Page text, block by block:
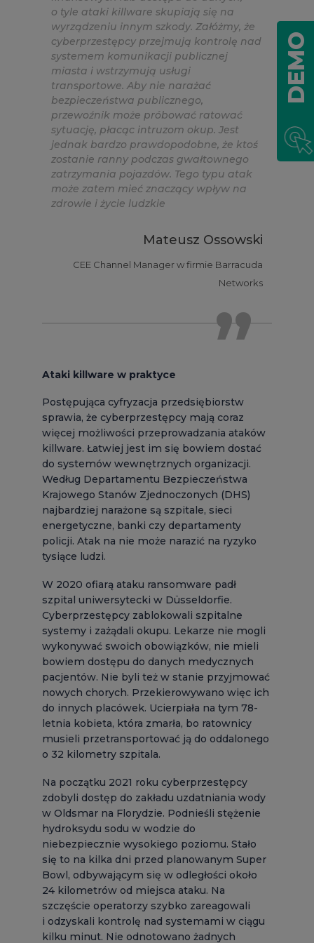
o tyle ataki killware skupiają się na
wyrządzeniu innym szkody. Załóżmy, że
cyberprzestępcy przejmują kontrolę nad
systemem komunikacji publicznej
miasta i wstrzymują usługi
transportowe. Aby nie narażać
bezpieczeństwa publicznego,
przewoźnik może próbować ratować
sytuację, płacąc intruzom okup. Jest
jednak bardzo prawdopodobne, że ktoś
zostanie ranny podczas gwałtownego
zatrzymania pojazdów. Tego typu atak
może zatem mieć znaczący wpływ na
zdrowie i życie ludzkie
Mateusz Ossowski
CEE Channel Manager w firmie Barracuda
Networks
Ataki killware w praktyce
Postępująca cyfryzacja przedsiębiorstw
sprawia, że cyberprzestępcy mają coraz
więcej możliwości przeprowadzania ataków
killware. Łatwiej jest im się bowiem dostać
do systemów wewnętrznych organizacji.
Według Departamentu Bezpieczeństwa
Krajowego Stanów Zjednoczonych (DHS)
najbardziej narażone są szpitale, sieci
energetyczne, banki czy departamenty
policji. Atak na nie może narazić na ryzyko
tysiące ludzi.
W 2020 ofiarą ataku ransomware padł
szpital uniwersytecki w Düsseldorfie.
Cyberprzestępcy zablokowali szpitalne
systemy i zażądali okupu. Lekarze nie mogli
wykonywać swoich obowiązków, nie mieli
bowiem dostępu do danych medycznych
pacjentów. Nie byli też w stanie przyjmować
nowych chorych. Przekierowywano więc ich
do innych placówek. Ucierpiała na tym 78-
letnia kobieta, która zmarła, bo ratownicy
musieli przetransportować ją do oddalonego
o 32 kilometry szpitala.
Na początku 2021 roku cyberprzestępcy
zdobyli dostęp do zakładu uzdatniania wody
w Oldsmar na Florydzie. Podnieśli stężenie
hydroksydu sodu w wodzie do
niebezpiecznie wysokiego poziomu. Stało
się to na kilka dni przed planowanym Super
Bowl, odbywającym się w odległości około
24 kilometrów od miejsca ataku. Na
szczęście operatorzy szybko zareagowali
i odzyskali kontrolę nad systemami w ciągu
kilku minut. Nie odnotowano żadnych
DEMO